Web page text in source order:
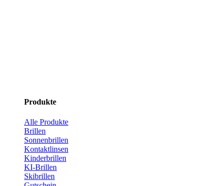
Produkte
Alle Produkte
Brillen
Sonnenbrillen
Kontaktlinsen
Kinderbrillen
KI-Brillen
Skibrillen